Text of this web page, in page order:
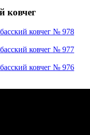
ковчег
ковчег № 978
ковчег № 977
ковчег № 976